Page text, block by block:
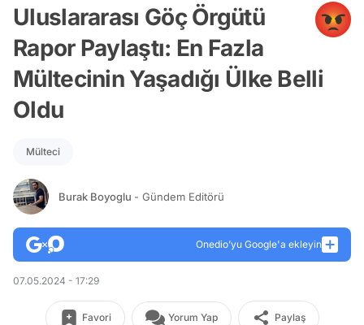
Uluslararası Göç Örgütü
Rapor Paylaştı: En Fazla
Mültecinin Yaşadığı Ülke Belli
Oldu
Mülteci
Burak Boyoglu - Gündem Editörü
Onedio’yu Google'a ekleyin
07.05.2024 - 17:29
Favori Yorum Yap Paylaş